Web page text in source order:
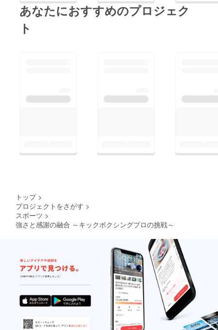
あなたにおすすめのプロジェク
ト
トップ >
プロジェクトをさがす >
スポーツ >
強さと感謝の融合 ～キックボクシングプロの挑戦～